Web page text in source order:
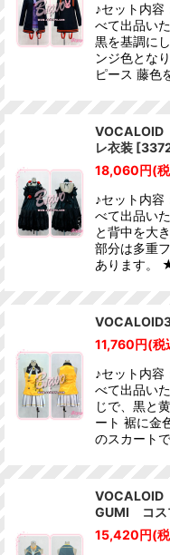
♪セット内容
べて出品い
黒を基調に
ンジ色とな
ピース 藤色
レ衣装 [
18,060円(
♪セット内容
べて出品い
と背中を大
部分は多重
あります。
11,760円(税
♪セット内容
べて出品い
じで、黒と
ート 裾に金
のスカート
VOCALOID
GUMI コス
15,420円(